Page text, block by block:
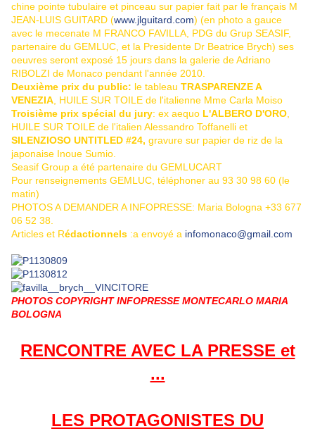
chine pointe tubulaire et pinceau sur papier fait par le français M
JEAN-LUIS GUITARD (www.jlguitard.com) (en photo a gauce
avec le mecenate M FRANCO FAVILLA, PDG du Grup SEASIF,
partenaire du GEMLUC, et la Presidente Dr Beatrice Brych) ses
oeuvres seront exposé 15 jours dans la galerie de Adriano
RIBOLZI de Monaco pendant l'année 2010.
Deuxième prix du public: le tableau TRASPARENZE A
VENEZIA , HUILE SUR TOILE de l'italienne Mme Carla Moiso
Troisième prix spécial du jury: ex aequo L'ALBERO D'ORO
HUILE SUR TOILE de l'italien Alessandro Toffanelli et
SILENZIOSO UNTITLED #24, gravure sur papier de riz de la
japonaise Inoue Sumio.
Seasif Group a été partenaire du GEMLUCART
Pour renseignements GEMLUC, téléphoner au 93 30 98 60 (le
matin)
PHOTOS A DEMANDER A INFOPRESSE: Maria Bologna +33 677
06 52 38.
Articles et Rédactionnels :a envoyé a infomonaco@gmail.com
PHOTOS COPYRIGHT INFOPRESSE MONTECARLO MARIA
BOLOGNA
RENCONTRE AVEC LA PRESSE et
...
LES PROTAGONISTES DU